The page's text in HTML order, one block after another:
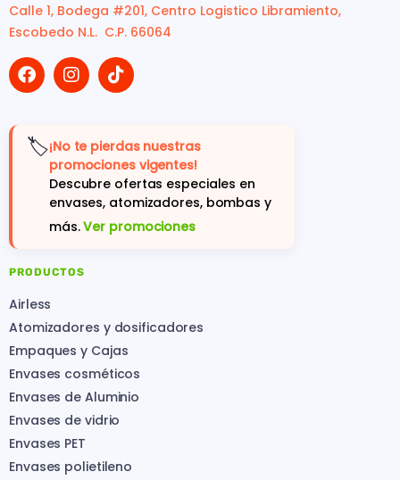
Calle 1, Bodega #201, Centro Logistico Libramiento,
Escobedo N.L. C.P. 66064
🏷️¡No te pierdas nuestras
promociones vigentes!
Descubre ofertas especiales en
envases, atomizadores, bombas y
más.Ver promociones
PRODUCTOS
Airless
Atomizadores y dosificadores
Empaques y Cajas
Envases cosméticos
Envases de Aluminio
Envases de vidrio
Envases PET
Envases polietileno